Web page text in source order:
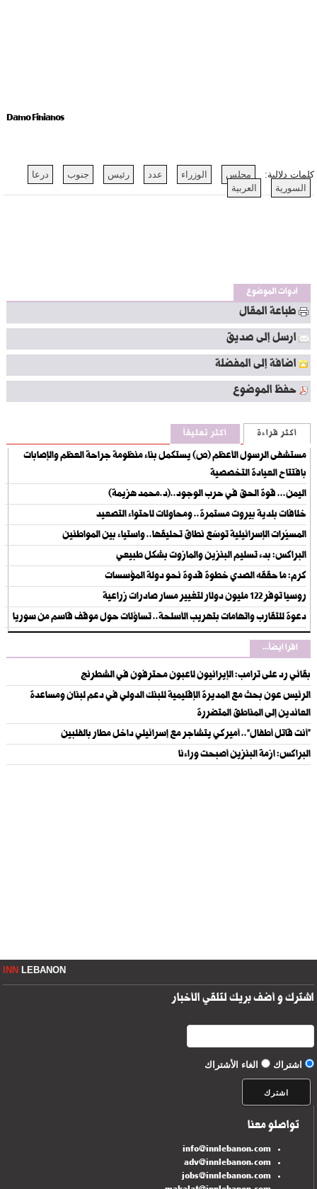
Damo Finianos
كلمات دلالية: مجلس الوزراء عدد رئيس جنوب
درعا
السورية
العربية
أدوات الموضوع
طباعة المقال
ارسل إلى صديق
اضافة إلى المفضلة
حفظ الموضوع
أكثر قراءة أكثر تعليقاً
مستشفى الرسول الأعظم (ص) يستكمل بناء منظومة جراحة العظم والإصابات
بافتتاح العيادة التخصصية
اليمن... قوة الحق في حرب الوجود..(د.محمد هزيمة)
خلافات بلدية بيروت مستمرة.. ومحاولات لاحتواء التصعيد
المسيّرات الإسرائيلية توسّع نطاق تحليقها.. واستياء بين المواطنين
البراكس: بدء تسليم البنزين والمازوت بشكل طبيعي
كرم: ما حققه الصدي خطوة قدوة نحو دولة المؤسسات
روسيا توفر 122 مليون دولار لتغيير مسار صادرات زراعية
دعوة للتقارب واتهامات بتهريب الأسلحة.. تساؤلات حول موقف قاسم من سوريا
اقرأ أيضاً...
بقائي رد على ترامب: الإيرانيون لاعبون محترفون في الشطرنج
الرئيس عون بحث مع المديرة الإقليمية للبنك الدولي في دعم لبنان ومساعدة
العائدين إلى المناطق المتضررة
“أنت قاتل أطفال”.. أميركي يتشاجر مع إسرائيلي داخل مطار بالفلبين
البراكس: ازمة البنزين أصبحت وراءنا
INNLEBANON
اشترك و أضف بريك لتلقي الأخبار
اشتراك الغاء الأشتراك
تواصلو معنا
info@innlebanon.com
adv@innlebanon.com
jobs@innlebanon.com